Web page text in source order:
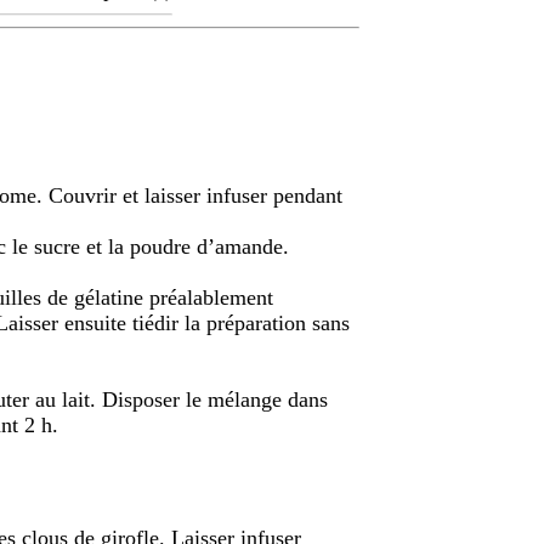
Couvrir et laisser infuser pendant
sucre et la poudre d’amande.
de gélatine préalablement
ensuite tiédir la préparation sans
au lait. Disposer le mélange dans
2 h.
clous de girofle. Laisser infuser